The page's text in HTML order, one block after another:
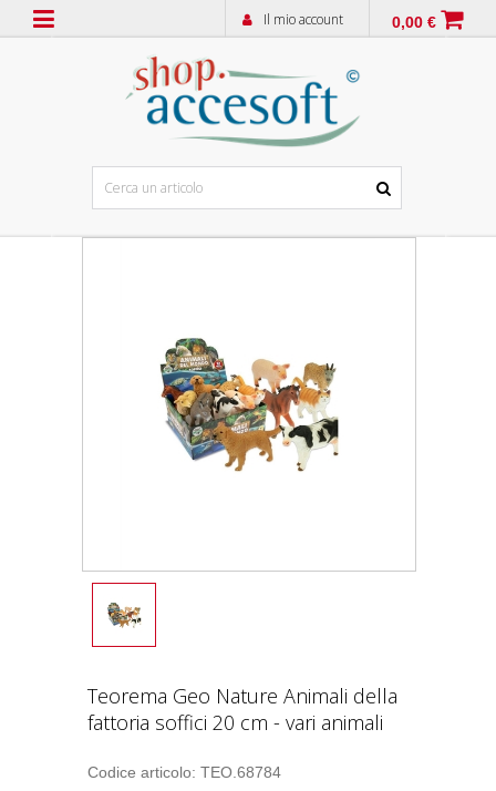
0,00 €
Il mio account
Teorema Geo Nature Animali della
fattoria soffici 20 cm - vari animali
Codice articolo: TEO.68784